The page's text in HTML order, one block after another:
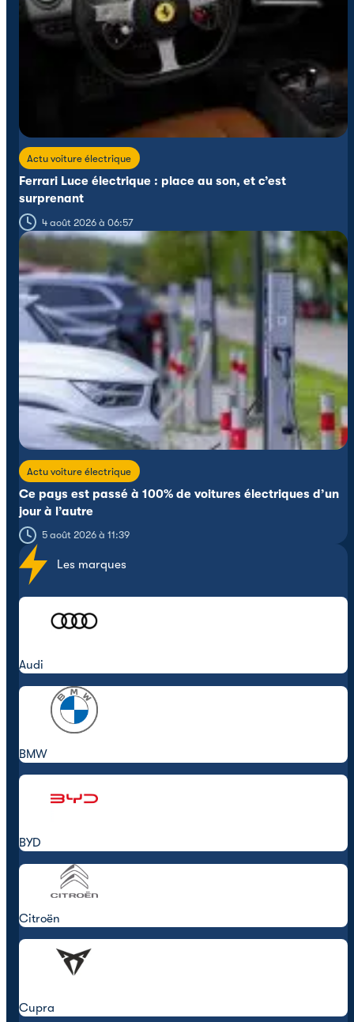
Actu voiture électrique
Ferrari Luce électrique : place au son, et c’est
surprenant
4 août 2026 à 06:57
Actu voiture électrique
Ce pays est passé à 100% de voitures électriques d’un
jour à l’autre
5 août 2026 à 11:39
Les marques
Audi
BMW
BYD
Citroën
Cupra